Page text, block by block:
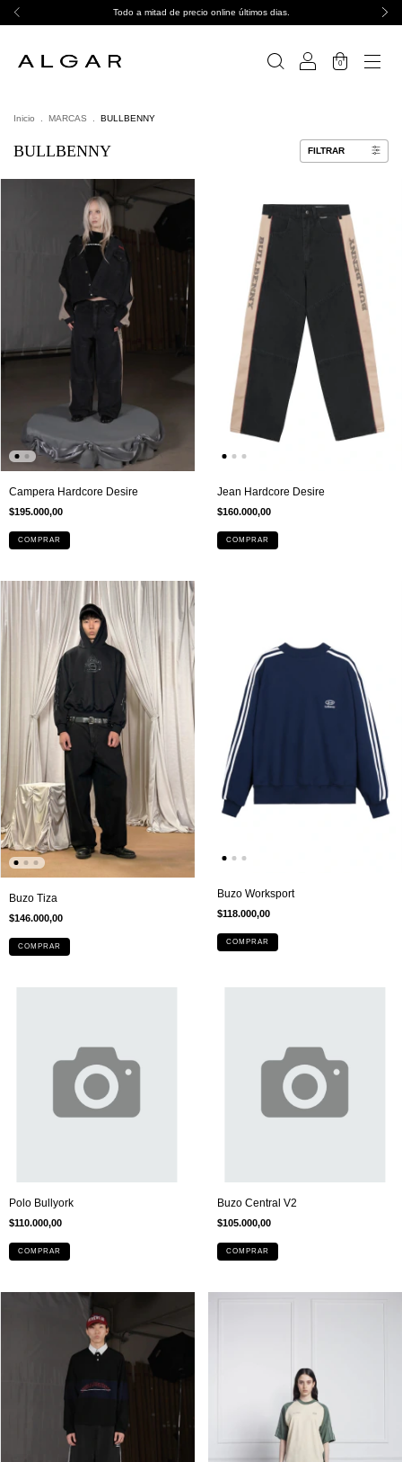
Todo a mitad de precio online últimos dias.
0
Inicio MARCAS BULLBENNY
BULLBENNY FILTRAR
Campera Hardcore Desire
$195.000,00
COMPRAR
Jean Hardcore Desire
$160.000,00
COMPRAR
Buzo Tiza
$146.000,00
COMPRAR
Buzo Worksport
$118.000,00
COMPRAR
Polo Bullyork
$110.000,00
COMPRAR
Buzo Central V2
$105.000,00
COMPRAR